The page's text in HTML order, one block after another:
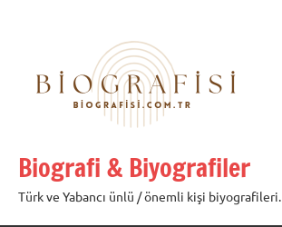
Biografi & Biyografiler
Türk ve Yabancı ünlü / önemli kişi biyografileri.